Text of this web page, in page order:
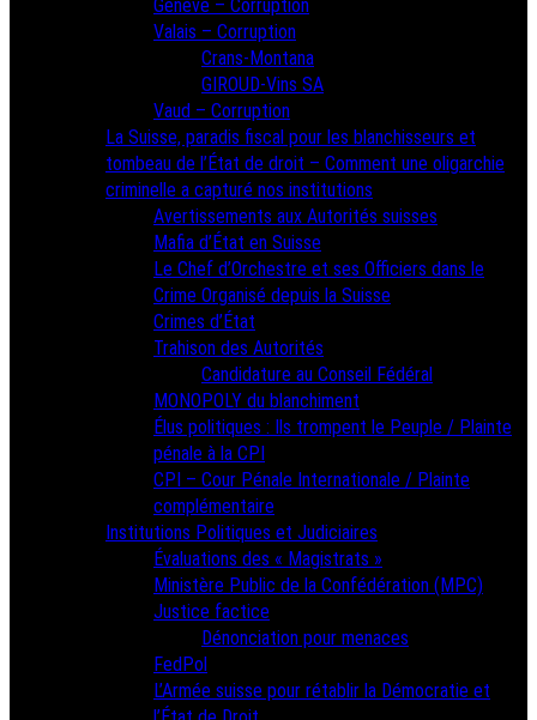
Genève – Corruption
Valais – Corruption
Crans-Montana
GIROUD-Vins SA
Vaud – Corruption
La Suisse, paradis fiscal pour les blanchisseurs et
tombeau de l’État de droit – Comment une oligarchie
criminelle a capturé nos institutions
Avertissements aux Autorités suisses
Mafia d’État en Suisse
Le Chef d’Orchestre et ses Officiers dans le
Crime Organisé depuis la Suisse
Crimes d’État
Trahison des Autorités
Candidature au Conseil Fédéral
MONOPOLY du blanchiment
Élus politiques : Ils trompent le Peuple / Plainte
pénale à la CPI
CPI – Cour Pénale Internationale / Plainte
complémentaire
Institutions Politiques et Judiciaires
Évaluations des « Magistrats »
Ministère Public de la Confédération (MPC)
Justice factice
Dénonciation pour menaces
FedPol
L’Armée suisse pour rétablir la Démocratie et